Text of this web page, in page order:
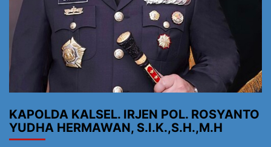
KAPOLDA KALSEL. IRJEN POL. ROSYANTO
YUDHA HERMAWAN, S.I.K.,S.H.,M.H